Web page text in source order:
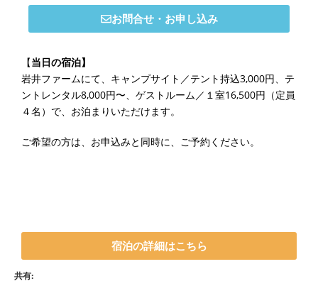
お問合せ・お申し込み
【当日の宿泊】
岩井ファームにて、キャンプサイト／テント持込3,000円、テ
ントレンタル8,000円〜、ゲストルーム／１室16,500円（定員
４名）で、お泊まりいただけます。
ご希望の方は、お申込みと同時に、ご予約ください。
宿泊の詳細はこちら
共有: